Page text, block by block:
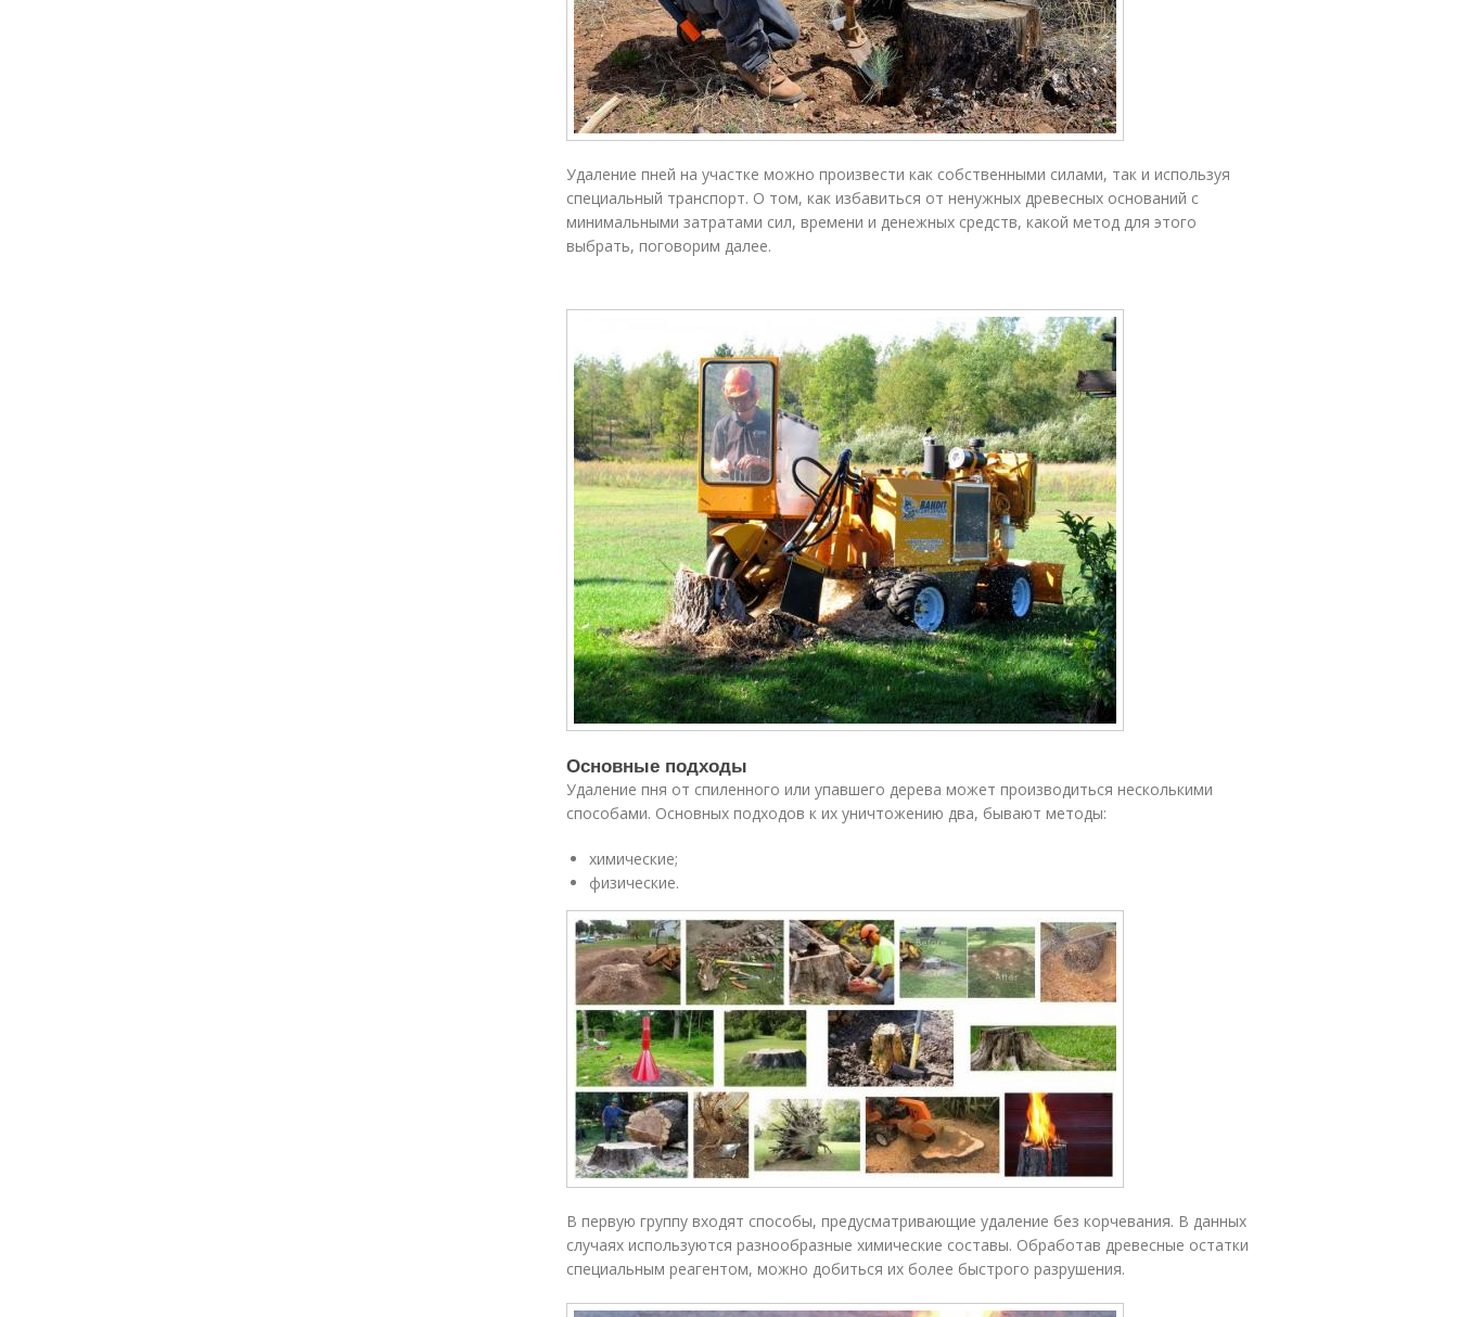
Удаление пней на участке можно произвести как собственными силами, так и используя
специальный транспорт. О том, как избавиться от ненужных древесных оснований с
минимальными затратами сил, времени и денежных средств, какой метод для этого
выбрать, поговорим далее.
Основные подходы
Удаление пня от спиленного или упавшего дерева может производиться несколькими
способами. Основных подходов к их уничтожению два, бывают методы:
химические;
физические.
В первую группу входят способы, предусматривающие удаление без корчевания. В данных
случаях используются разнообразные химические составы. Обработав древесные остатки
специальным реагентом, можно добиться их более быстрого разрушения.